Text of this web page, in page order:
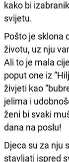
kako bi
svijetu.
Pošto je sklona
životu, uz nju
Ali to je mala
poput one iz
živjeti kao
jelima i
ženi bi svaki
dana na poslu!
Djeca su za nju
stavljati ispred